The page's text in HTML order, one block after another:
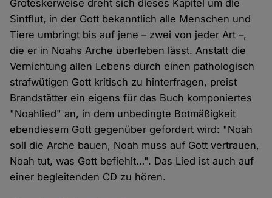
Groteskerweise dreht sich dieses Kapitel um die
Sintflut, in der Gott bekanntlich alle Menschen und
Tiere umbringt bis auf jene – zwei von jeder Art –,
die er in Noahs Arche überleben lässt. Anstatt die
Vernichtung allen Lebens durch einen pathologisch
strafwütigen Gott kritisch zu hinterfragen, preist
Brandstätter ein eigens für das Buch komponiertes
"Noahlied" an, in dem unbedingte Botmäßigkeit
ebendiesem Gott gegenüber gefordert wird: "Noah
soll die Arche bauen, Noah muss auf Gott vertrauen,
Noah tut, was Gott befiehlt…". Das Lied ist auch auf
einer begleitenden CD zu hören.